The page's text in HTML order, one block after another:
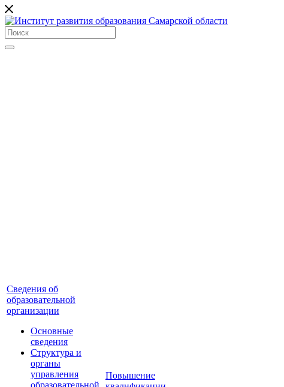
Сведения об
образовательной
организации
Основные
сведения
Структура и
органы
управления
образовательной
Повышение